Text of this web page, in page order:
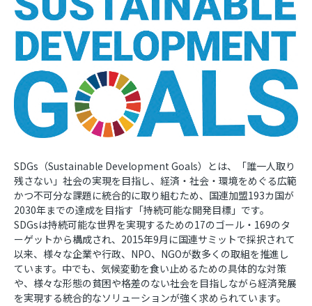
SDGs（Sustainable Development Goals）とは、「誰一人取り
残さない」社会の実現を目指し、経済・社会・環境をめぐる広範
かつ不可分な課題に統合的に取り組むため、国連加盟193カ国が
2030年までの達成を目指す「持続可能な開発目標」です。
SDGsは持続可能な世界を実現するための17のゴール・169のタ
ーゲットから構成され、2015年9月に国連サミットで採択されて
以来、様々な企業や行政、NPO、NGOが数多くの取組を推進し
ています。中でも、気候変動を食い止めるための具体的な対策
や、様々な形態の貧困や格差のない社会を目指しながら経済発展
を実現する統合的なソリューションが強く求められています。